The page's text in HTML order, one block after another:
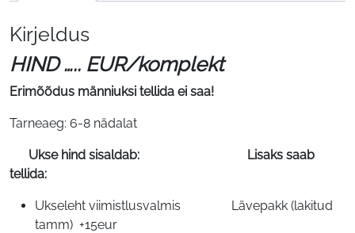
Kirjeldus
HIND ….. EUR/komplekt
Erimõõdus männiuksi tellida ei saa!
Tarneaeg: 6-8 nädalat
Ukse hind sisaldab: Lisaks saab
tellida:
Ukseleht viimistlusvalmis Lävepakk (lakitud
tamm) +15eur